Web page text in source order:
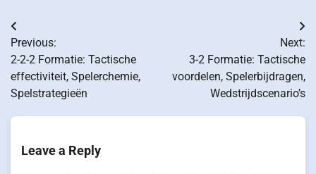
Post
navigation
Previous:
2-2-2 Formatie: Tactische
effectiviteit, Spelerchemie,
Spelstrategieën
Next:
3-2 Formatie: Tactische
voordelen, Spelerbijdragen,
Wedstrijdscenario’s
Leave a Reply